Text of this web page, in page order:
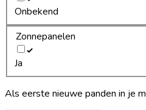
Onbekend
Zonnepanelen
Ja
Als eerste nieuwe panden in je